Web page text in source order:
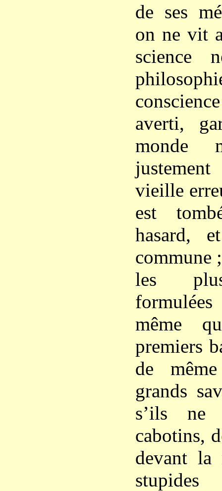
de ses
on ne vit
science
averti,
monde
vieille
est
hasard,
commune
les
même
premiers
de
grands
s’ils ne
cabotins,
devant la